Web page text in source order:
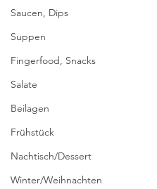
Saucen, Dips
Suppen
Fingerfood, Snacks
Salate
Beilagen
Frühstück
Nachtisch/Dessert
Winter/Weihnachten